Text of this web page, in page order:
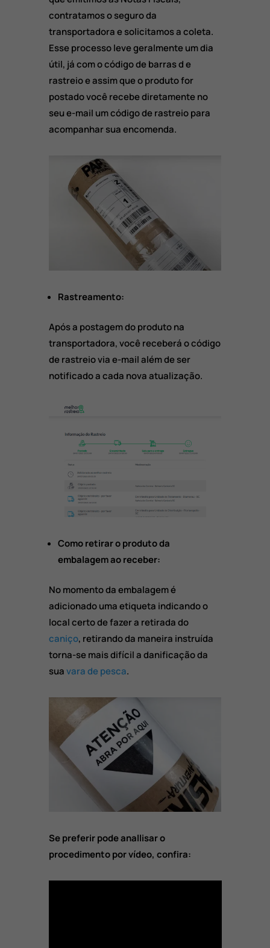
contratamos o seguro da
transportadora e solicitamos a coleta.
Esse processo leve geralmente um dia
útil, já com o código de barras d e
rastreio e assim que o produto for
postado você recebe diretamente no
seu e-mail um código de rastreio para
acompanhar sua encomenda.
Rastreamento:
Após a postagem do produto na
transportadora, você receberá o código
de rastreio via e-mail além de ser
notificado a cada nova atualização.
Como retirar o produto da
embalagem ao receber:
No momento da embalagem é
adicionado uma etiqueta indicando o
local certo de fazer a retirada do
caniço, retirando da maneira instruída
torna-se mais difícil a danificação da
suavara de pesca.
Se preferir pode anallisar o
procedimento por vídeo, confira: